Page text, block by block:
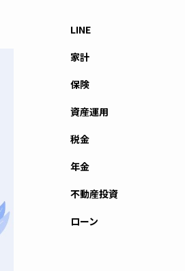
LINE
家計
保険
資産運用
税金
年金
不動産投資
ローン